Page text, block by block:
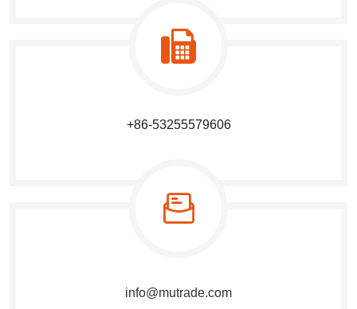
+86-53255579606
info@mutrade.com